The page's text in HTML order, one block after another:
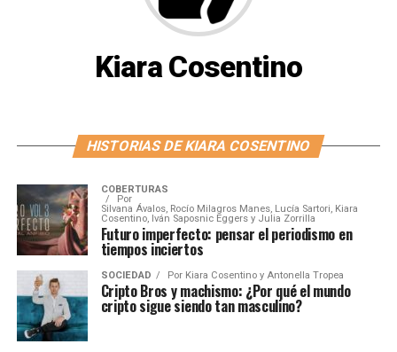
Kiara Cosentino
HISTORIAS DE KIARA COSENTINO
COBERTURAS
Por
Silvana Ávalos, Rocío Milagros Manes, Lucía Sartori, Kiara
Cosentino, Iván Saposnic Eggers y Julia Zorrilla
Futuro imperfecto: pensar el periodismo en
tiempos inciertos
SOCIEDAD Por Kiara Cosentino y Antonella Tropea
Cripto Bros y machismo: ¿Por qué el mundo
cripto sigue siendo tan masculino?